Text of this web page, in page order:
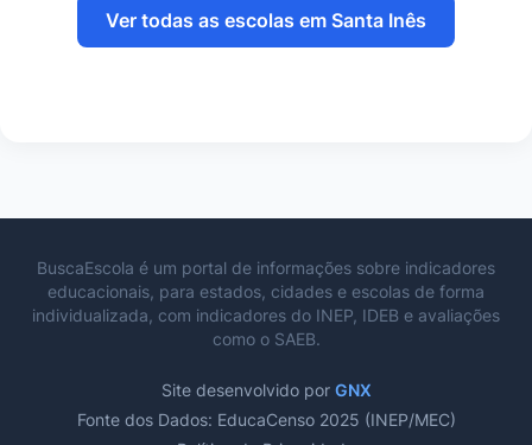
Ver todas as escolas em Santa Inês
BuscaEscola é um portal de informações sobre indicadores
educacionais, para estados, cidades e escolas de forma
individualizada, com indicadores do INEP, IDEB e avaliações
como o SAEB.
Site desenvolvido por GNX
Fonte dos Dados: EducaCenso 2025 (INEP/MEC)